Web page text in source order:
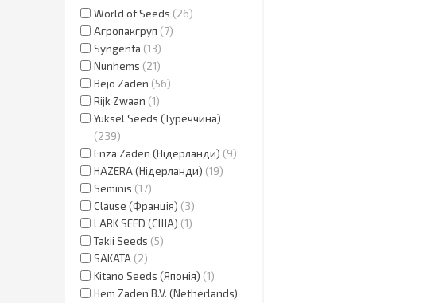
World of Seeds
26
Агропакгруп
7
Syngenta 13
Nunhems
21
Bejo Zaden
56
Rijk Zwaan 1
Yüksel Seeds (Туреччина)
239
Enza Zaden (Нідерланди)
9
HAZERA (Нідерланди) 19
Seminis 17
Clause (Франція)
3
LARK SEED (США) 1
Takii Seeds
5
SAKATA 2
Kitano Seeds (Японія) 1
Hem Zaden B.V. (Netherlands)